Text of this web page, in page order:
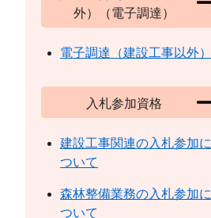
外）（電子調達）
電子調達（建設工事以外）
入札参加資格
建設工事関連の入札参加に
ついて
森林整備業務の入札参加に
ついて